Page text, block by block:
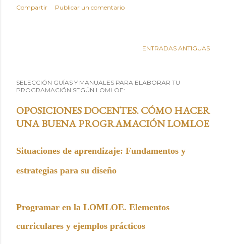
Compartir Publicar un comentario
ENTRADAS ANTIGUAS
SELECCIÓN GUÍAS Y MANUALES PARA ELABORAR TU
PROGRAMACIÓN SEGÚN LOMLOE:
OPOSICIONES DOCENTES. CÓMO HACER
UNA BUENA PROGRAMACIÓN LOMLOE
Situaciones de aprendizaje: Fundamentos y
estrategias para su diseño
Programar en la LOMLOE. Elementos
curriculares y ejemplos prácticos